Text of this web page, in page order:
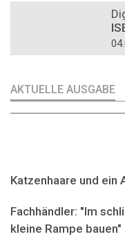
AKTUELLE AUSGABE
Katzenhaare und ein
Fachhändler: "Im
kleine Rampe bauen"